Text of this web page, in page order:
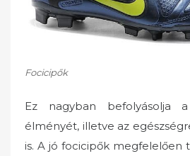
Focicipők
Ez nagyban befolyásolja
élményét, illetve az
is. A jó focicipők megfelelően